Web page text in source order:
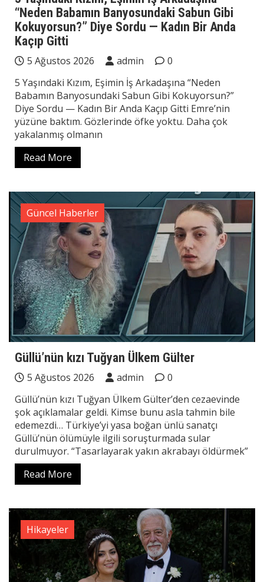
“Neden Babamın Banyosundaki Sabun Gibi
Kokuyorsun?” Diye Sordu — Kadın Bir Anda
Kaçıp Gitti
5 Ağustos 2026 admin
0
5 Yaşındaki Kızım, Eşimin İş Arkadaşına “Neden
Babamın Banyosundaki Sabun Gibi Kokuyorsun?”
Diye Sordu — Kadın Bir Anda Kaçıp Gitti Emre’nin
yüzüne baktım. Gözlerinde öfke yoktu. Daha çok
yakalanmış olmanın
Read More
Güncel Haberler
Güllü’nün kızı Tuğyan Ülkem Gülter
5 Ağustos 2026 admin
0
Güllü’nün kızı Tuğyan Ülkem Gülter’den cezaevinde
şok açıklamalar geldi. Kimse bunu asla tahmin bile
edemezdi… Türkiye’yi yasa boğan ünlü sanatçı
Güllü’nün ölümüyle ilgili soruşturmada sular
durulmuyor. “Tasarlayarak yakın akrabayı öldürmek”
Read More
Hikayeler